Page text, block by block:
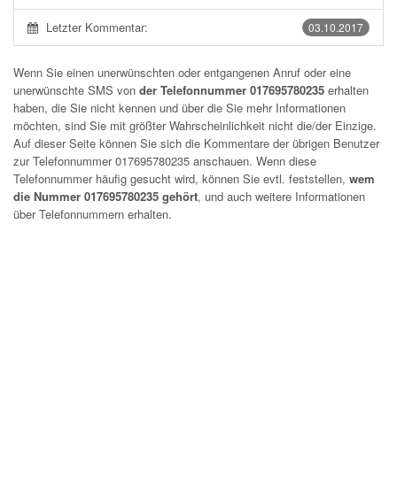
03.10.2017
Letzter Kommentar:
Wenn Sie einen unerwünschten oder entgangenen Anruf oder eine
unerwünschte SMS von der Telefonnummer 017695780235 erhalten
haben, die Sie nicht kennen und über die Sie mehr Informationen
möchten, sind Sie mit größter Wahrscheinlichkeit nicht die/der Einzige.
Auf dieser Seite können Sie sich die Kommentare der übrigen Benutzer
zur Telefonnummer017695780235 anschauen. Wenn diese
Telefonnummer häufig gesucht wird, können Sie evtl. feststellen, wem
die Nummer 017695780235 gehört, und auch weitere Informationen
über Telefonnummern erhalten.